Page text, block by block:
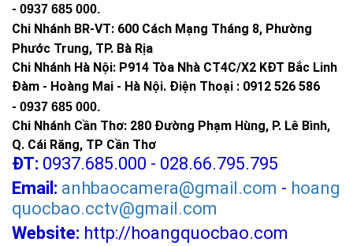
>>> Xem thêm:
Đèn năng lượng mặt trời
345k.
Đèn năng lượng mặt trời 300w
chính hãng,
giá tốt
Đèn năng lượng mặt trời 500w
Đèn năng lượng mặt trời sân vườnđộ sáng
- 0937 685 000.
Chi Nhánh BR-VT: 600 Cách Mạng Tháng 8, Phường
Phước Trung, TP. Bà Rịa
Chi Nhánh Hà Nội: P914 Tòa Nhà CT4C/X2 KĐT Bắc Linh
Đàm - Hoàng Mai - Hà Nội. Điện Thoại : 0912 526 586
- 0937 685 000.
Chi Nhánh Cần Thơ: 280 Đường Phạm Hùng, P. Lê Bình,
Q. Cái Răng, TP Cần Thơ
ĐT: 0937.685.000 - 028.66.795.795
Email: anhbaocamera@gmail.com - hoang
quocbao.cctv@gmail.com
Website: http://hoangquocbao.com